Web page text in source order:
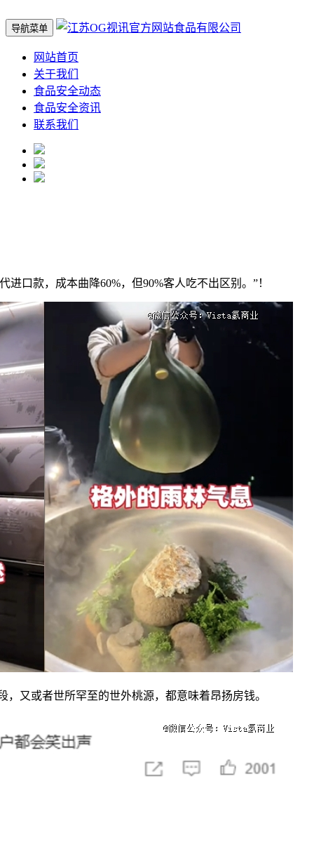
导航菜单
网站首页
关于我们
食品安全动态
食品安全资讯
联系我们
款，成本曲降60%，但90%客人吃不出区别。”！
或者世所罕至的世外桃源，都意味着昂扬房钱。